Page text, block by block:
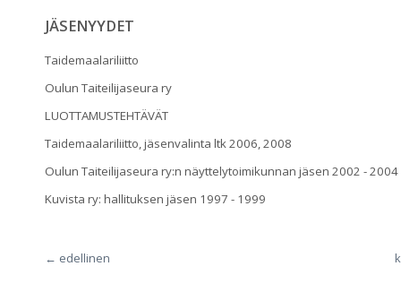
JÄSENYYDET
Taidemaalariliitto
Oulun Taiteilijaseura ry
LUOTTAMUSTEHTÄVÄT
Taidemaalariliitto, jäsenvalinta ltk 2006, 2008
Oulun Taiteilijaseura ry:n näyttelytoimikunnan jäsen 2002 - 2004
Kuvista ry: hallituksen jäsen 1997 - 1999
← edellinen